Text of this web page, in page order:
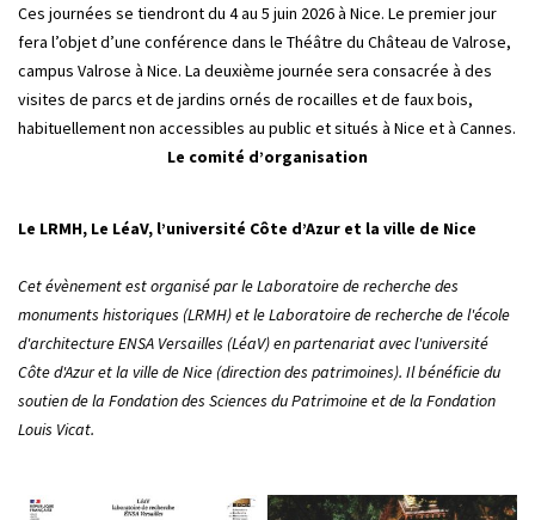
Ces journées se tiendront du 4 au 5 juin 2026 à Nice. Le premier jour
fera l’objet d’une conférence dans le Théâtre du Château de Valrose,
campus Valrose à Nice. La deuxième journée sera consacrée à des
visites de parcs et de jardins ornés de rocailles et de faux bois,
habituellement non accessibles au public et situés à Nice et à Cannes.
Le comité d’organisation
Le LRMH, Le LéaV, l’université Côte d’Azur et la ville de Nice
Cet évènement est organisé par le Laboratoire de recherche des
monuments historiques (LRMH) et le Laboratoire de recherche de l'école
d'architecture ENSA Versailles (LéaV) en partenariat avec l'université
Côte d'Azur et la ville de Nice (direction des patrimoines). Il bénéficie du
soutien de la Fondation des Sciences du Patrimoine et de la Fondation
Louis Vicat.